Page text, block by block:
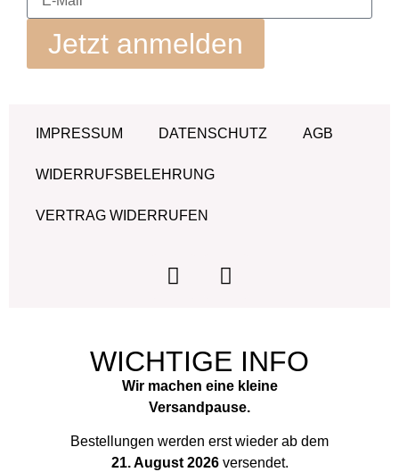
Jetzt anmelden
IMPRESSUM DATENSCHUTZ AGB
WIDERRUFSBELEHRUNG
VERTRAG WIDERRUFEN
WICHTIGE INFO
Wir machen eine kleine
Versandpause.
Bestellungen werden erst wieder ab dem
21. August 2026 versendet.